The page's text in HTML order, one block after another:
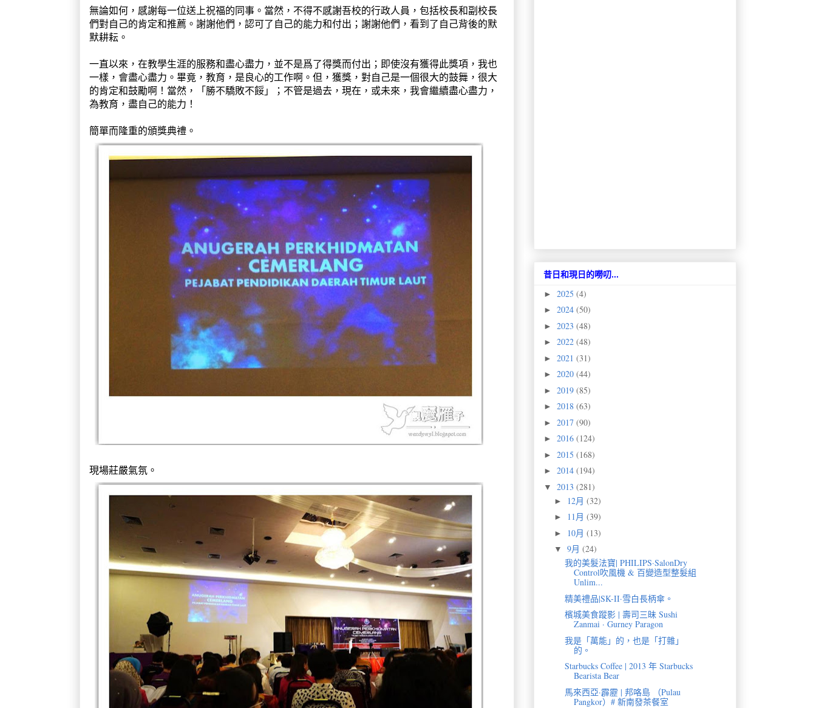
無論如何，感謝每一位送上祝福的同事。當然，不得不感謝吾校的行政人員，包括校長和副校長
們對自己的肯定和推薦。謝謝他們，認可了自己的能力和付出；謝謝他們，看到了自己背後的默
默耕耘。
一直以來，在教學生涯的服務和盡心盡力，並不是爲了得獎而付出；即使沒有獲得此獎項，我也
一樣，會盡心盡力。畢竟，教育，是良心的工作啊。但，獲獎，對自己是一個很大的鼓舞，很大
的肯定和鼓勵啊！當然，「勝不驕敗不餒」；不管是過去，現在，或未來，我會繼續盡心盡力，
為教育，盡自己的能力！
簡單而隆重的頒獎典禮。
現場莊嚴氣氛。
昔日和現日的嘮叨...
► 2025 (4)
► 2024 (50)
► 2023 (48)
► 2022 (48)
► 2021 (31)
► 2020 (44)
► 2019 (85)
► 2018 (63)
► 2017 (90)
► 2016 (124)
► 2015 (168)
► 2014 (194)
▼ 2013 (281)
► 12月 (32)
► 11月 (39)
► 10月 (13)
▼ 9月 (24)
我的美髮法寶| PHILIPS·SalonDry
Control吹風機 & 百變造型整髮組
Unlim...
精美禮品|SK-II·雪白長柄傘。
檳城美食蹤影 | 壽司三昧 Sushi
Zanmai · Gurney Paragon
我是「萬能」的，也是「打雜」
的。
Starbucks Coffee | 2013 年 Starbucks
Bearista Bear
馬來西亞·霹靂 | 邦咯島 （Pulau
Pangkor）# 新南發茶餐室